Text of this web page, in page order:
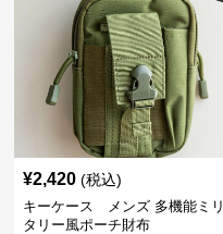
¥2,420 (税込)
キーケース メンズ 多機能ミリ
タリー風ポーチ財布